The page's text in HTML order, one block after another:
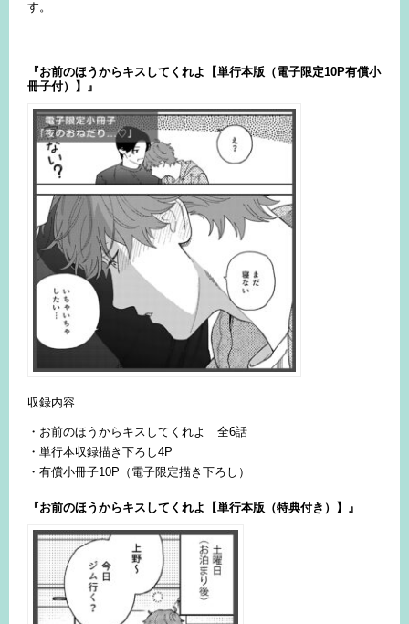
す。
『お前のほうからキスしてくれよ【単行本版（電子限定10P有償小
冊子付）】』
収録内容
・お前のほうからキスしてくれよ 全6話
・単行本収録描き下ろし4P
・有償小冊子10P（電子限定描き下ろし）
『お前のほうからキスしてくれよ【単行本版（特典付き）】』